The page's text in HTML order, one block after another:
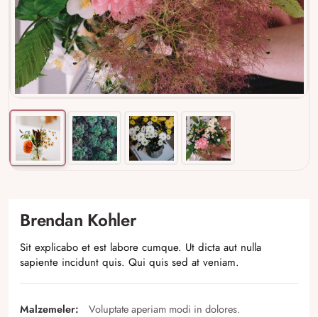
Brendan Kohler
Sit explicabo et est labore cumque. Ut dicta aut nulla
sapiente incidunt quis. Qui quis sed at veniam.
Malzemeler:
Voluptate aperiam modi in dolores.